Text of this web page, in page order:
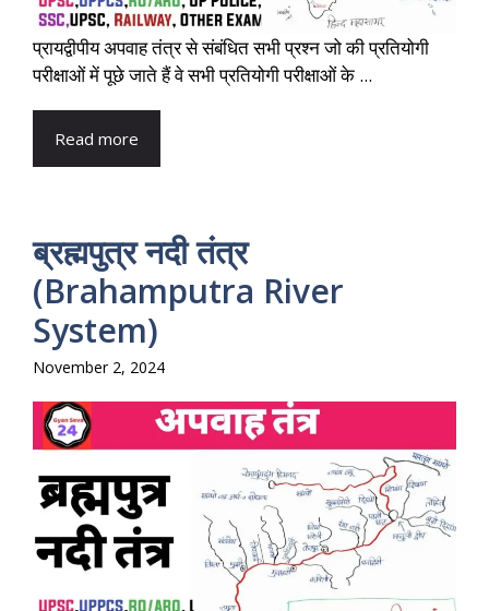
प्रायद्वीपीय अपवाह तंत्र से संबंधित सभी प्रश्न जो की प्रतियोगी
परीक्षाओं में पूछे जाते हैं वे सभी प्रतियोगी परीक्षाओं के ...
Read more
ब्रह्मपुत्र नदी तंत्र
(Brahamputra River
System)
November 2, 2024